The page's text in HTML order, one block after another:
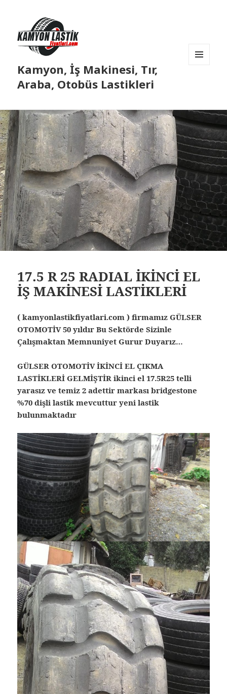
Kamyon, İş Makinesi, Tır,
Araba, Otobüs Lastikleri
17.5 R 25 RADIAL İKİNCİ EL
İŞ MAKİNESİ LASTİKLERİ
( kamyonlastikfiyatlari.com ) firmamız GÜLSER
OTOMOTİV 50 yıldır Bu Sektörde Sizinle
Çalışmaktan Memnuniyet Gurur Duyarız…
GÜLSER OTOMOTİV İKİNCİ EL ÇIKMA
LASTİKLERİ GELMİŞTİR ikinci el 17.5R25 telli
yarasız ve temiz 2 adettir markası bridgestone
%70 dişli lastik mevcuttur yeni lastik
bulunmaktadır